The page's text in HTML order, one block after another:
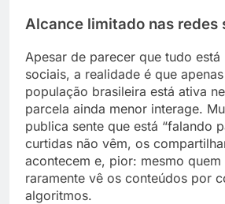
Alcance limitado nas redes
Apesar de parecer que tudo está
sociais, a realidade é que
população brasileira está ativa
parcela ainda menor interage.
publica sente que está “falando
curtidas não vêm, os
acontecem e, pior: mesmo quem
raramente vê os conteúdos por
algoritmos.